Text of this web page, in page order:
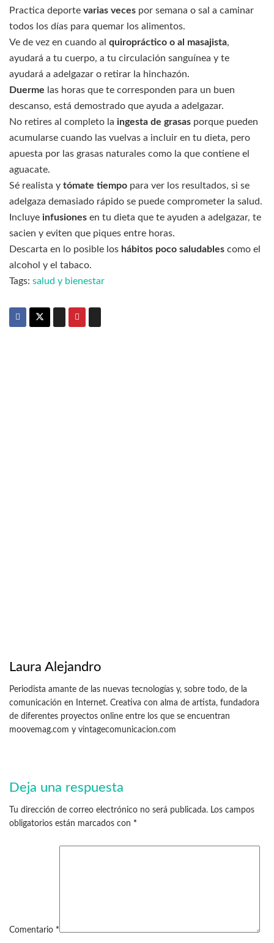
Practica deporte varias veces por semana o sal a caminar
todos los días para quemar los alimentos.
Ve de vez en cuando al quiropráctico o al masajista,
ayudará a tu cuerpo, a tu circulación sanguínea y te
ayudará a adelgazar o retirar la hinchazón.
Duerme las horas que te corresponden para un buen
descanso, está demostrado que ayuda a adelgazar.
No retires al completo la ingesta de grasas porque pueden
acumularse cuando las vuelvas a incluir en tu dieta, pero
apuesta por las grasas naturales como la que contiene el
aguacate.
Sé realista y tómate tiempo para ver los resultados, si se
adelgaza demasiado rápido se puede comprometer la salud.
Incluye infusiones en tu dieta que te ayuden a adelgazar, te
sacien y eviten que piques entre horas.
Descarta en lo posible los hábitos poco saludables como el
alcohol y el tabaco.
Tags: salud y bienestar
Laura Alejandro
Periodista amante de las nuevas tecnologías y, sobre todo, de la
comunicación en Internet. Creativa con alma de artista, fundadora
de diferentes proyectos online entre los que se encuentran
moovemag.com y vintagecomunicacion.com
Deja una respuesta
Tu dirección de correo electrónico no será publicada. Los campos
obligatorios están marcados con *
Comentario *